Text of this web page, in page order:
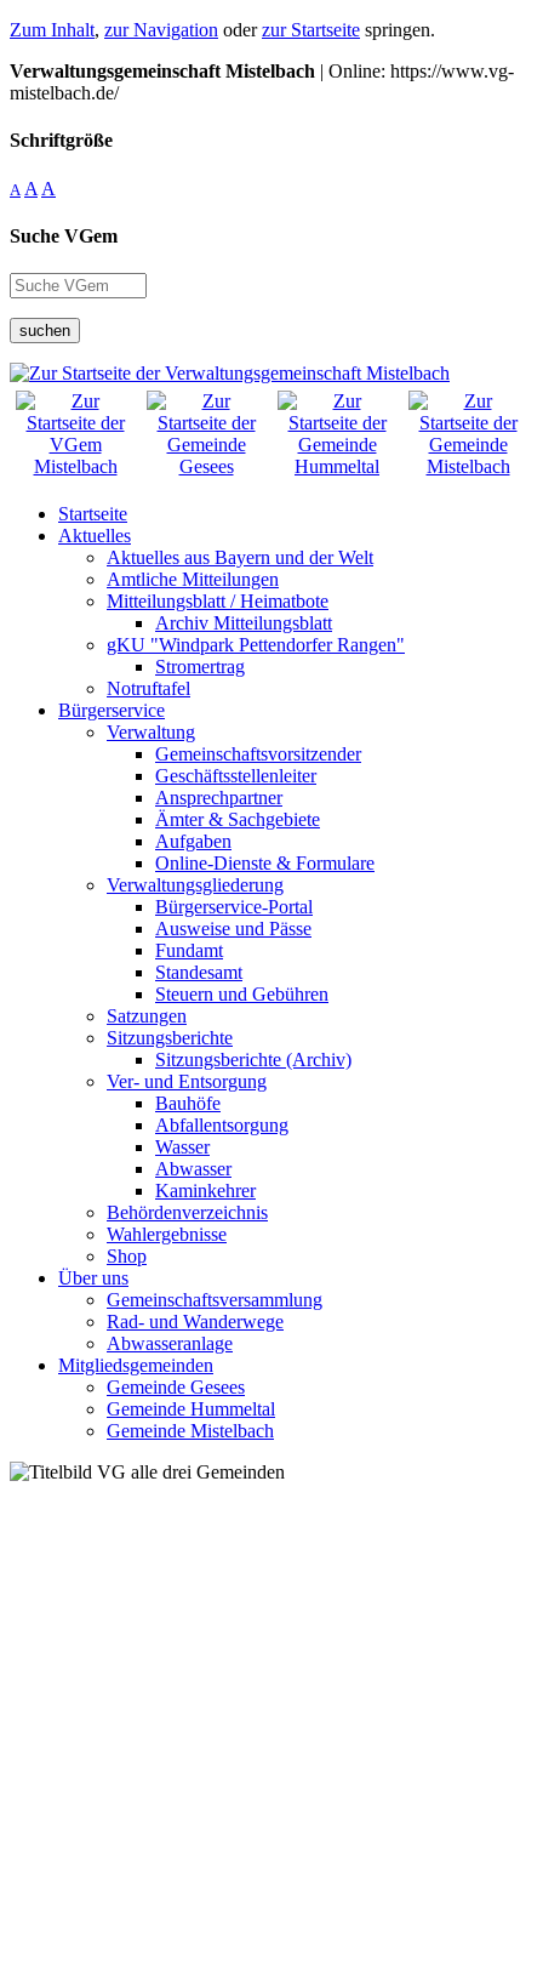
Zum Inhalt, zur Navigation oderzur Startseite springen.
Verwaltungsgemeinschaft Mistelbach | Online: https://www.vg-
mistelbach.de/
Schriftgröße
A A A
Suche VGem
suchen
Startseite
Aktuelles
Aktuelles aus Bayern und der Welt
Amtliche Mitteilungen
Mitteilungsblatt / Heimatbote
Archiv Mitteilungsblatt
gKU "Windpark Pettendorfer Rangen"
Stromertrag
Notruftafel
Bürgerservice
Verwaltung
Gemeinschaftsvorsitzender
Geschäftsstellenleiter
Ansprechpartner
Ämter & Sachgebiete
Aufgaben
Online-Dienste & Formulare
Verwaltungsgliederung
Bürgerservice-Portal
Ausweise und Pässe
Fundamt
Standesamt
Steuern und Gebühren
Satzungen
Sitzungsberichte
Sitzungsberichte (Archiv)
Ver- und Entsorgung
Bauhöfe
Abfallentsorgung
Wasser
Abwasser
Kaminkehrer
Behördenverzeichnis
Wahlergebnisse
Shop
Über uns
Gemeinschaftsversammlung
Rad- und Wanderwege
Abwasseranlage
Mitgliedsgemeinden
Gemeinde Gesees
Gemeinde Hummeltal
Gemeinde Mistelbach